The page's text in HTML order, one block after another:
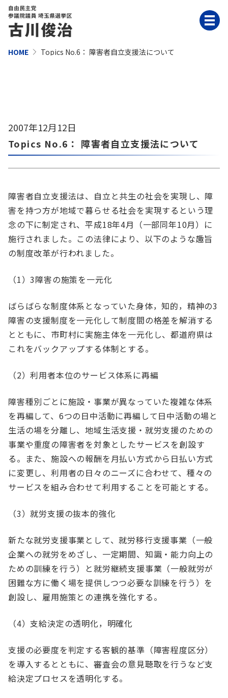
HOME Topics No.6： 障害者自立支援法について
2007年12月12日
Topics No.6： 障害者自立支援法について
障害者自立支援法は、自立と共生の社会を実現し、障
害を持つ方が地域で暮らせる社会を実現するという理
念の下に制定され、平成18年4月（一部同年10月）に
施行されました。この法律により、以下のような趣旨
の制度改革が行われました。
（1）3障害の施策を一元化
ばらばらな制度体系となっていた身体，知的，精神の3
障害の支援制度を一元化して制度間の格差を解消する
とともに、市町村に実施主体を一元化し、都道府県は
これをバックアップする体制とする。
（2）利用者本位のサービス体系に再編
障害種別ごとに施設・事業が異なっていた複雑な体系
を再編して、6つの日中活動に再編して日中活動の場と
生活の場を分離し、地域生活支援・就労支援のための
事業や重度の障害者を対象としたサービスを創設す
る。また、施設への報酬を月払い方式から日払い方式
に変更し、利用者の日々のニーズに合わせて、種々の
サービスを組み合わせて利用することを可能とする。
（3）就労支援の抜本的強化
新たな就労支援事業として、就労移行支援事業（一般
企業への就労をめざし、一定期間、知識・能力向上の
ための訓練を行う）と就労継続支援事業（一般就労が
困難な方に働く場を提供しつつ必要な訓練を行う）を
創設し、雇用施策との連携を強化する。
（4）支給決定の透明化，明確化
支援の必要度を判定する客観的基準（障害程度区分）
を導入するとともに、審査会の意見聴取を行うなど支
給決定プロセスを透明化する。